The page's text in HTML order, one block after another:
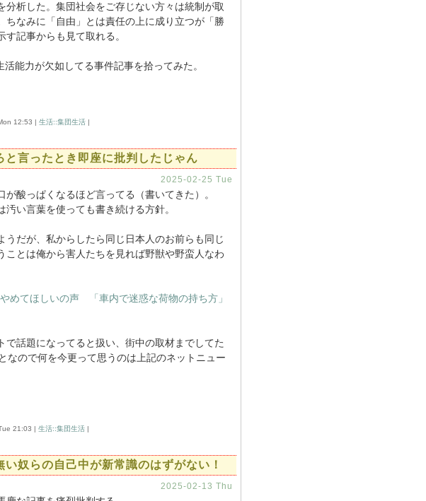
析した。集団社会をご存じない方々は統制が取
なみに「自由」とは責任の上に成り立つが「勝
記事からも見て取れる。
能力が欠如してる事件記事を拾ってみた。
12:53 | 生活::集団生活|
と言ったとき即座に批判したじゃん
2025-02-25 Tue
酸っぱくなるほど言ってる（書いてきた）。
い言葉を使っても書き続ける方針。
だが、私からしたら同じ日本人のお前らも同じ
とは俺から害人たちを見れば野獣や野蛮人なわ
めてほしいの声 「車内で迷惑な荷物の持ち方」
話題になってると扱い、街中の取材までしてた
なので何を今更って思うのは上記のネットニュー
21:03 | 生活::集団生活|
奴らの自己中が新常識のはずがない！
2025-02-13 Thu